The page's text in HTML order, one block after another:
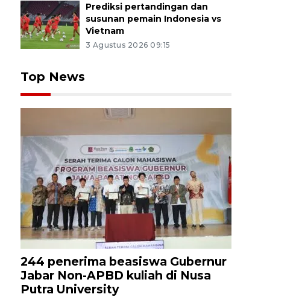
Prediksi pertandingan dan
susunan pemain Indonesia vs
Vietnam
3 Agustus 2026 09:15
Top News
244 penerima beasiswa Gubernur
Jabar Non-APBD kuliah di Nusa
Putra University